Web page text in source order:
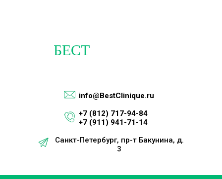
Санкт-Петербург, пр-т Бакунина, д.
3
+7 (812) 717-94-84
+7 (911) 941-71-14
info@BestClinique.ru